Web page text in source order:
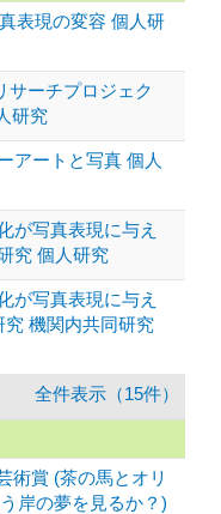
表現の変容 個人研
サーチプロジェク
研究
アートと写真 個人
が写真表現に与え
究 個人研究
が写真表現に与え
究 機関内共同研究
全件表示（15件）
術賞 (茶の馬とオリ
岸の夢を見るか？)